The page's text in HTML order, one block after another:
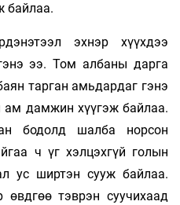
байлаа.
эхнэр хүүхдээ
ээ. Том албаны дарга
тарган амьдардаг гэнэ
дамжин хүүгэж байлаа.
бодолд шалба норсон
ч үг хэлцэхгүй голын
ус ширтэн сууж байлаа.
тэврэн суучихаад